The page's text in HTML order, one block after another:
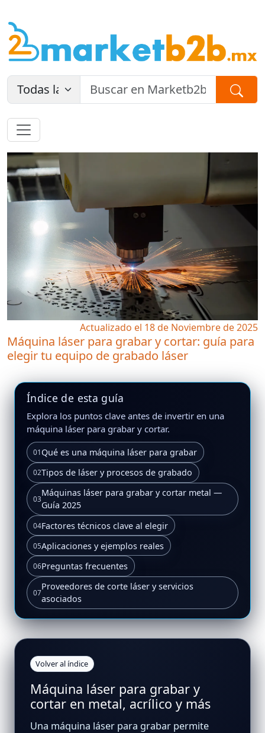
Actualizado el 18 de Noviembre de 2025
Máquina láser para grabar y cortar: guía para
elegir tu equipo de grabado láser
Índice de esta guía
Explora los puntos clave antes de invertir en una
máquina láser para grabar y cortar.
01Qué es una máquina láser para grabar
02Tipos de láser y procesos de grabado
03
Máquinas láser para grabar y cortar metal —
Guía 2025
04Factores técnicos clave al elegir
05Aplicaciones y ejemplos reales
06Preguntas frecuentes
07
Proveedores de corte láser y servicios
asociados
Volver al índice
Máquina láser para grabar y
cortar en metal, acrílico y más
Una máquina láser para grabarpermite